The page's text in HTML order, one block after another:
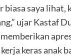
biasa saya lihat,
ujar Kastaf
keras anak